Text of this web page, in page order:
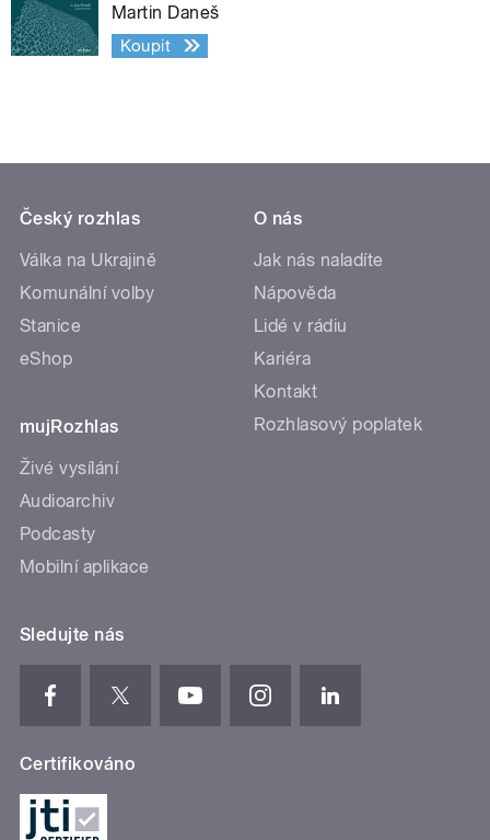
Martin Daneš
Koupit
Český rozhlas
Válka na Ukrajině
Komunální volby
Stanice
eShop
mujRozhlas
Živé vysílání
Audioarchiv
Podcasty
Mobilní aplikace
O nás
Jak nás naladíte
Nápověda
Lidé v rádiu
Kariéra
Kontakt
Rozhlasový poplatek
Sledujte nás
Certifikováno